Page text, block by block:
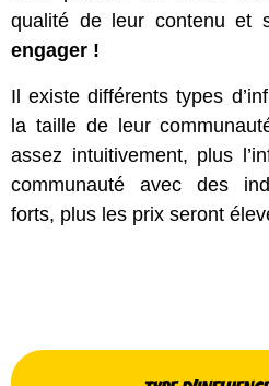
qualité de leur contenu et
engager !
Il existe différents types
la taille de leur
assez intuitivement, plus
communauté avec des
forts, plus les prix seront